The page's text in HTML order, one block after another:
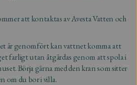
att kontaktas av Avesta Vatten och
är genomfört kan vattnet komma att
farligt utan åtgärdas genom att spola i
Börja gärna med den kran som sitter
om du bor i villa.